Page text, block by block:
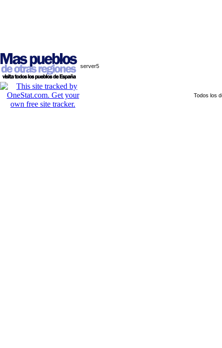
server5
Todos los